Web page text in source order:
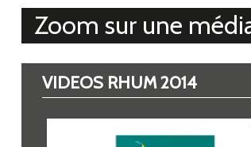
Zoom sur une
VIDEOS RHUM 2014